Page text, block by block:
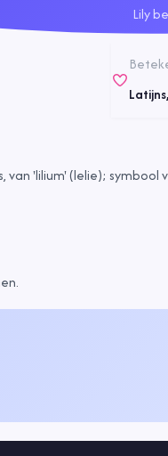
Lily
'lilium' (lelie); symbool
.